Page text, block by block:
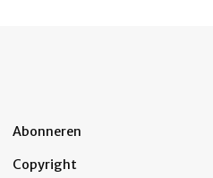
Abonneren
Copyright